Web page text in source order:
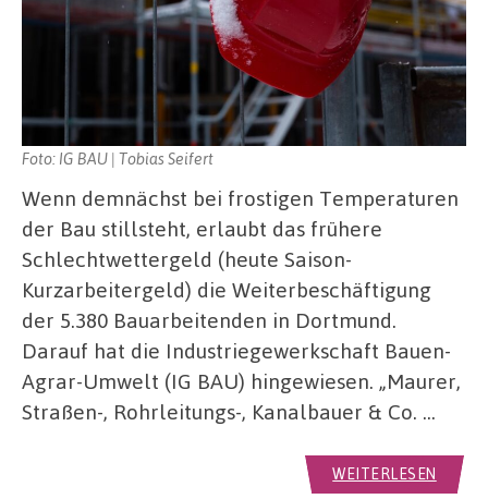
Foto: IG BAU | Tobias Seifert
Wenn demnächst bei frostigen Temperaturen
der Bau stillsteht, erlaubt das frühere
Schlechtwettergeld (heute Saison-
Kurzarbeitergeld) die Weiterbeschäftigung
der 5.380 Bauarbeitenden in Dortmund.
Darauf hat die Industriegewerkschaft Bauen-
Agrar-Umwelt (IG BAU) hingewiesen. „Maurer,
Straßen-, Rohrleitungs-, Kanalbauer & Co. …
WEITERLESEN